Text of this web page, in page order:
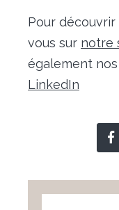
Pour
vous sur notre
également
LinkedIn